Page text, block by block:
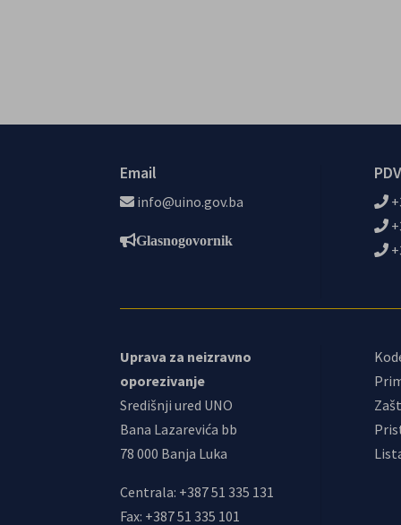
Email
info@uino.gov.ba
Glasnogovornik
Uprava za neizravno
oporezivanje
Središnji ured UNO
Bana Lazarevića bb
78 000 Banja Luka
Centrala: +387 51 335 131
Fax: +387 51 335 101